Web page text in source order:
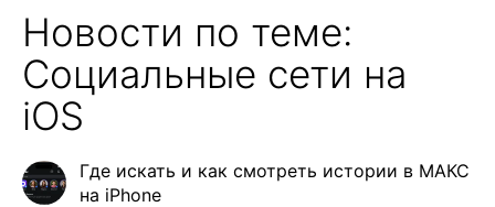
Новости по теме:
Социальные сети на
iOS
Где искать и как смотреть истории в МАКС
на iPhone